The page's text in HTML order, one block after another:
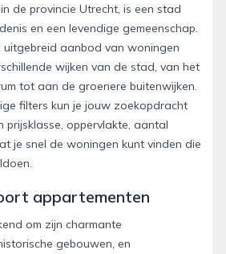
de provincie Utrecht, is een stad
en een levendige gemeenschap.
uitgebreid aanbod van woningen
wijken van de stad, van het
tot aan de groenere buitenwijken.
filters kun je jouw zoekopdracht
prijsklasse, oppervlakte, aantal
je snel de woningen kunt vinden die
appartementen
om zijn charmante
gebouwen, en